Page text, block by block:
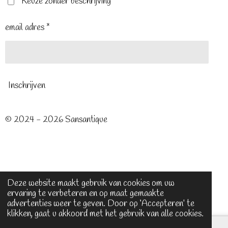
Deze website maakt gebruik van cookies om uw
ervaring te verbeteren en op maat gemaakte
advertenties weer te geven. Door op ‘Accepteren’ te
klikken, gaat u akkoord met het gebruik van alle cookies.
email adres *
Inschrijven
© 2024 - 2026 Sansantique